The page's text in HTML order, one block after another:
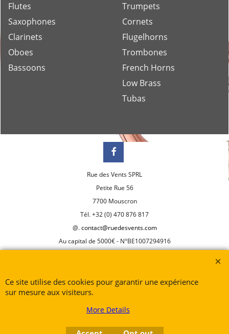
Flutes
Saxophones
Clarinets
Oboes
Bassoons
Trumpets
Cornets
Flugelhorns
Trombones
French Horns
Low Brass
Tubas
Rue des Vents SPRL
Petite Rue 56
7700 Mouscron
Tél. +32 (0) 470 876 817
@.contact@ruedesvents.com
Au capital de 5000€ - N°BE1007294916
software was used.
Ce site utilise des cookies pour garantir une expérience
sur mesure aux visiteurs.
More Details